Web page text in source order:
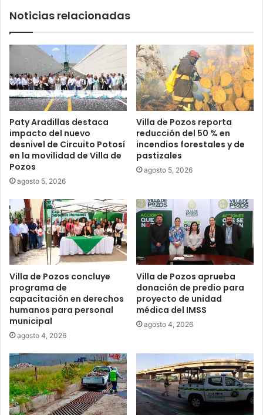
Noticias relacionadas
Paty Aradillas destaca
impacto del nuevo
desnivel de Circuito Potosí
en la movilidad de Villa de
Pozos
agosto 5, 2026
Villa de Pozos reporta
reducción del 50 % en
incendios forestales y de
pastizales
agosto 5, 2026
Villa de Pozos concluye
programa de
capacitación en derechos
humanos para personal
municipal
agosto 4, 2026
Villa de Pozos aprueba
donación de predio para
proyecto de unidad
médica del IMSS
agosto 4, 2026